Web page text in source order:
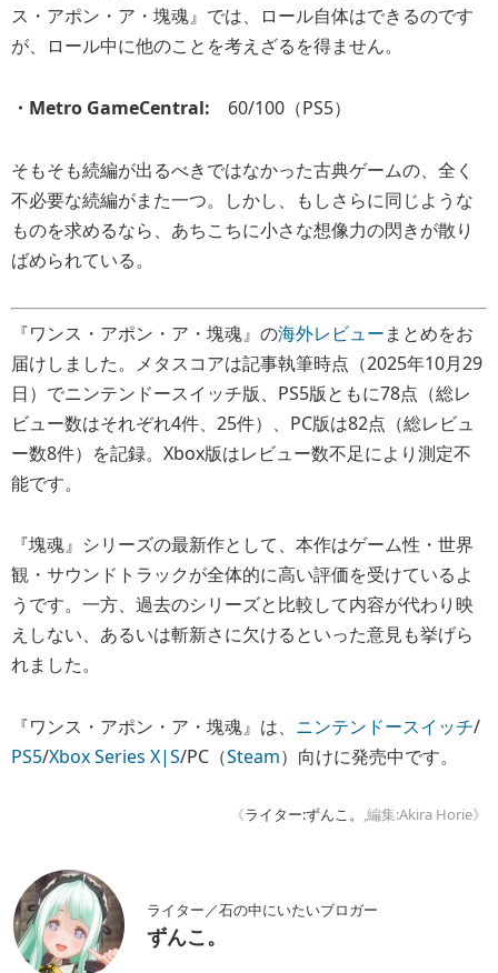
ス・アポン・ア・塊魂』では、ロール自体はできるのです
が、ロール中に他のことを考えざるを得ません。
・Metro GameCentral: 60/100（PS5）
そもそも続編が出るべきではなかった古典ゲームの、全く
不必要な続編がまた一つ。しかし、もしさらに同じような
ものを求めるなら、あちこちに小さな想像力の閃きが散り
ばめられている。
『ワンス・アポン・ア・塊魂』の海外レビューまとめをお
届けしました。メタスコアは記事執筆時点（2025年10月29
日）でニンテンドースイッチ版、PS5版ともに78点（総レ
ビュー数はそれぞれ4件、25件）、PC版は82点（総レビュ
ー数8件）を記録。Xbox版はレビュー数不足により測定不
能です。
『塊魂』シリーズの最新作として、本作はゲーム性・世界
観・サウンドトラックが全体的に高い評価を受けているよ
うです。一方、過去のシリーズと比較して内容が代わり映
えしない、あるいは斬新さに欠けるといった意見も挙げら
れました。
『ワンス・アポン・ア・塊魂』は、 ニンテンドースイッチ/
PS5/Xbox Series X|S/PC（Steam）向けに発売中です。
《ライター:ずんこ。 ,編集:Akira Horie》
ライター／石の中にいたいブロガー
ずんこ。